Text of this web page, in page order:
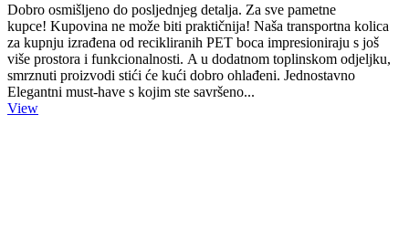
Dobro osmišljeno do posljednjeg detalja. Za sve pametne
kupce! Kupovina ne može biti praktičnija! Naša transportna kolica
za kupnju izrađena od recikliranih PET boca impresioniraju s još
više prostora i funkcionalnosti. A u dodatnom toplinskom odjeljku,
smrznuti proizvodi stići će kući dobro ohlađeni. Jednostavno
Elegantni must-have s kojim ste savršeno...
View